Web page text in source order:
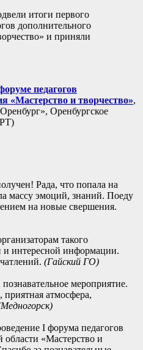
итоги первого
дополнительного
и приняли
педагогов
«Мастерство и творчество»,
Оренбургское
Рада, что попала на
массу эмоций, знаний. Поеду
на новые свершения.
такого
и интересной информации.
(Гайский ГО)
мероприятие.
атмосфера,
I форума педагогов
области «Мастерство и